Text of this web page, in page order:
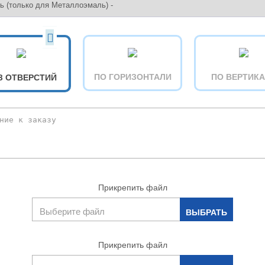
ОТВЕРСТИЙ ПО ГОРИЗОНТАЛИ ПО
Прикрепить файл
Прикрепить файл